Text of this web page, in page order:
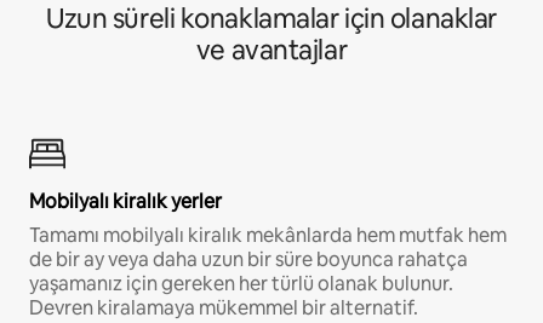
Uzun süreli konaklamalar için olanaklar
ve avantajlar
Mobilyalı kiralık yerler
Tamamı mobilyalı kiralık mekânlarda hem mutfak hem
de bir ay veya daha uzun bir süre boyunca rahatça
yaşamanız için gereken her türlü olanak bulunur.
Devren kiralamaya mükemmel bir alternatif.